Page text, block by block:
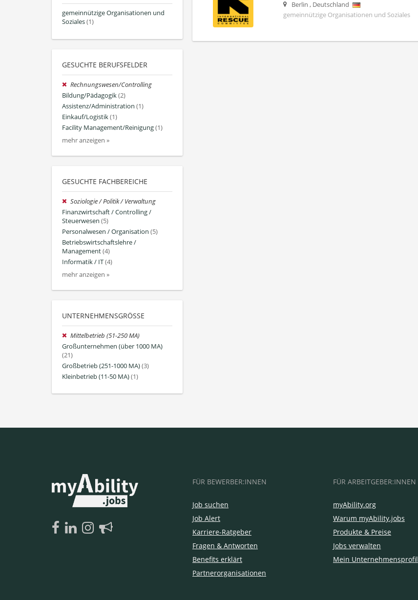
gemeinnützige Organisationen und
Soziales(1)
GESUCHTE BERUFSFELDER
Rechnungswesen/Controlling
Bildung/Pädagogik(2)
Assistenz/Administration (1)
Einkauf/Logistik(1)
Facility Management/Reinigung(1)
mehr anzeigen »
GESUCHTE FACHBEREICHE
Soziologie / Politik / Verwaltung
Finanzwirtschaft / Controlling /
Steuerwesen (5)
Personalwesen / Organisation (5)
Betriebswirtschaftslehre /
Management(4)
Informatik / IT(4)
mehr anzeigen »
UNTERNEHMENSGRÖSSE
Mittelbetrieb (51-250 MA)
Großunternehmen (über 1000 MA)
(21)
Großbetrieb (251-1000 MA)(3)
Kleinbetrieb (11-50 MA)(1)
Berlin , Deutschland
gemeinnützige Organisationen und Soziales
FÜR BEWERBER:INNEN
Job suchen
Job Alert
Karriere-Ratgeber
Fragen & Antworten
Benefits erklärt
Partnerorganisationen
FÜR ARBEITGEBER:INNEN
myAbility.org
Warum myAbility.jobs
Produkte & Preise
Jobs verwalten
Mein Unternehmensprofil